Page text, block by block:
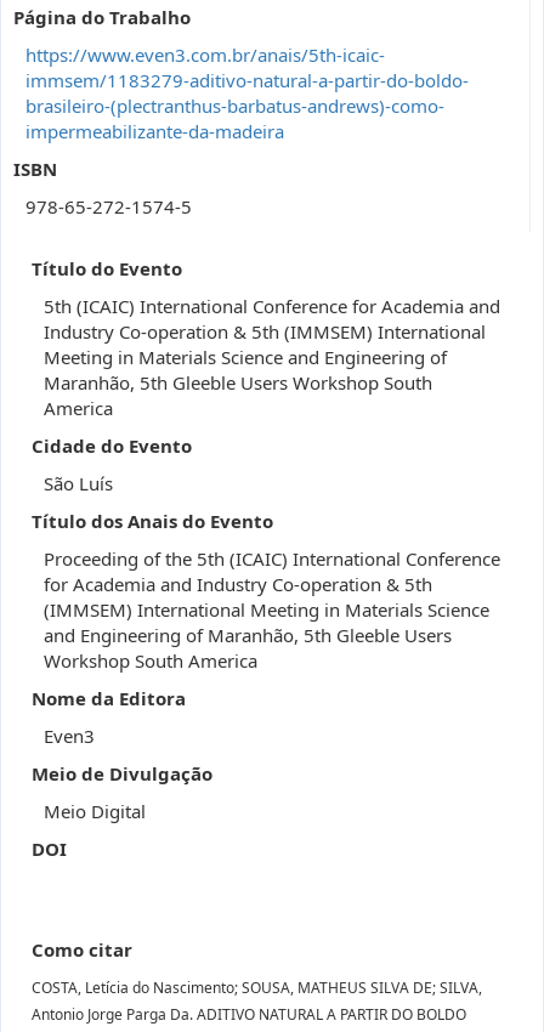
Página do Trabalho
https://www.even3.com.br/anais/5th-icaic-
immsem/1183279-aditivo-natural-a-partir-do-boldo-
brasileiro-(plectranthus-barbatus-andrews)-como-
impermeabilizante-da-madeira
ISBN
978-65-272-1574-5
Título do Evento
5th (ICAIC) International Conference for Academia and
Industry Co-operation & 5th (IMMSEM) International
Meeting in Materials Science and Engineering of
Maranhão, 5th Gleeble Users Workshop South
America
Cidade do Evento
São Luís
Título dos Anais do Evento
Proceeding of the 5th (ICAIC) International Conference
for Academia and Industry Co-operation & 5th
(IMMSEM) International Meeting in Materials Science
and Engineering of Maranhão, 5th Gleeble Users
Workshop South America
Nome da Editora
Even3
Meio de Divulgação
Meio Digital
DOI
Como citar
COSTA, Letícia do Nascimento; SOUSA, MATHEUS SILVA DE; SILVA,
Antonio Jorge Parga Da. ADITIVO NATURAL A PARTIR DO BOLDO